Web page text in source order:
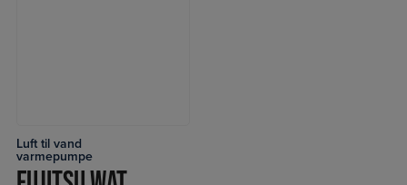
LÆS MERE
Luft til vand
varmepumpe